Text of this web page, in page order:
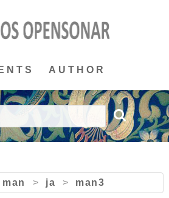
AUTHOR
man > ja > man3